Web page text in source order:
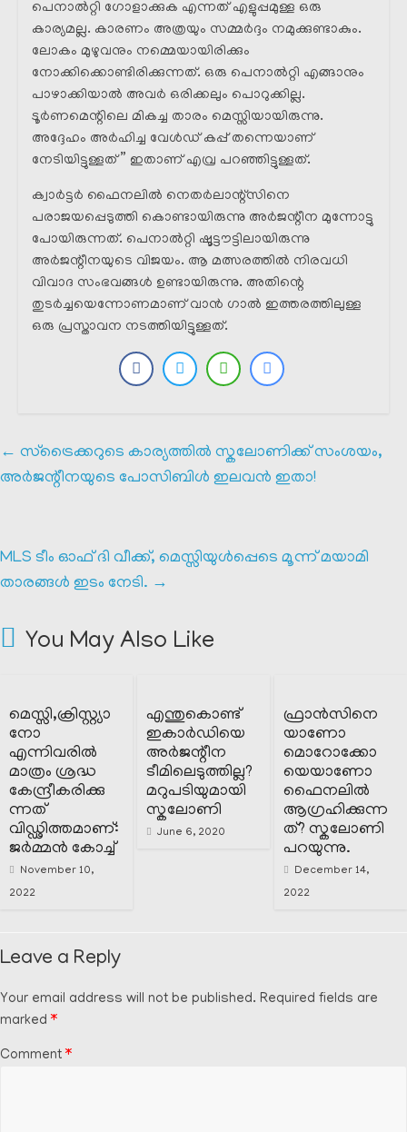
പെനാൽറ്റി ഗോളാക്കുക എന്നത് എളുപ്പമുള്ള ഒരു
കാര്യമല്ല. കാരണം അത്രയും സമ്മർദ്ദം നമുക്കുണ്ടാകും.
ലോകം മുഴുവനും നമ്മെയായിരിക്കും
നോക്കിക്കൊണ്ടിരിക്കുന്നത്. ഒരു പെനാൽറ്റി എങ്ങാനും
പാഴാക്കിയാൽ അവർ ഒരിക്കലും പൊറുക്കില്ല.
ടൂർണമെന്റിലെ മികച്ച താരം മെസ്സിയായിരുന്നു.
അദ്ദേഹം അർഹിച്ച വേൾഡ് കപ്പ് തന്നെയാണ്
നേടിയിട്ടുള്ളത് ” ഇതാണ് എവ്ര പറഞ്ഞിട്ടുള്ളത്.
ക്വാർട്ടർ ഫൈനലിൽ നെതർലാന്റ്സിനെ
പരാജയപ്പെടുത്തി കൊണ്ടായിരുന്നു അർജന്റീന മുന്നോട്ടു
പോയിരുന്നത്. പെനാൽറ്റി ഷൂട്ടൗട്ടിലായിരുന്നു
അർജന്റീനയുടെ വിജയം. ആ മത്സരത്തിൽ നിരവധി
വിവാദ സംഭവങ്ങൾ ഉണ്ടായിരുന്നു. അതിന്റെ
തുടർച്ചയെന്നോണമാണ് വാൻ ഗാൽ ഇത്തരത്തിലുള്ള
ഒരു പ്രസ്താവന നടത്തിയിട്ടുള്ളത്.
← സ്ട്രൈക്കറുടെ കാര്യത്തിൽ സ്കലോണിക്ക് സംശയം,
അർജന്റീനയുടെ പോസിബിൾ ഇലവൻ ഇതാ!
MLS ടീം ഓഫ് ദി വീക്ക്, മെസ്സിയുൾപ്പെടെ മൂന്ന് മയാമി
താരങ്ങൾ ഇടം നേടി. →
You May Also Like
മെസ്സി,ക്രിസ്റ്റ്യാ
നോ
എന്നിവരിൽ
മാത്രം ശ്രദ്ധ
കേന്ദ്രീകരിക്കു
ന്നത്
വിഡ്ഢിത്തമാണ്:
ജർമ്മൻ കോച്ച്
November 10,
2022
എന്തുകൊണ്ട്
ഇകാർഡിയെ
അർജന്റീന
ടീമിലെടുത്തില്ല?
മറുപടിയുമായി
സ്കലോണി
June 6, 2020
ഫ്രാൻസിനെ
യാണോ
മൊറോക്കോ
യെയാണോ
ഫൈനലിൽ
ആഗ്രഹിക്കുന്ന
ത്? സ്കലോണി
പറയുന്നു.
December 14,
2022
Leave a Reply
Your email address will not be published. Required fields are
marked *
Comment *